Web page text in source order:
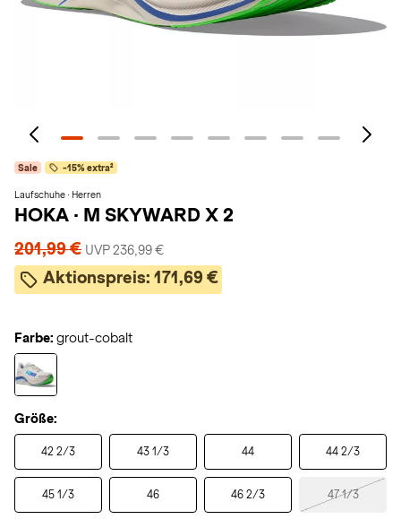
Sale -15% extra²
Laufschuhe · Herren
HOKA · M SKYWARD X 2
201,99 € UVP 236,99 €
Aktionspreis: 171,69 €
Farbe: grout-cobalt
Größe:
42 2/3 43 1/3 44 44 2/3
45 1/3 46 46 2/3 47 1/3